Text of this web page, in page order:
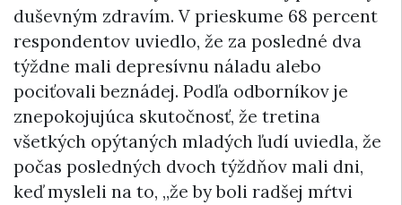
duševným zdravím. V prieskume 68 percent
respondentov uviedlo, že za posledné dva
týždne mali depresívnu náladu alebo
pociťovali beznádej. Podľa odborníkov je
znepokojujúca skutočnosť, že tretina
všetkých opýtaných mladých ľudí uviedla, že
počas posledných dvoch týždňov mali dni,
keď mysleli na to, „že by boli radšej mŕtvi